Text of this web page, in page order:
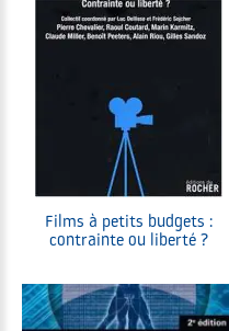
Films à petits budgets :
contrainte ou liberté ?